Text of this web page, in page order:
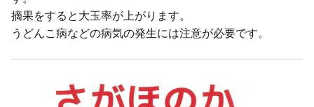
摘果をすると大玉率が上がります。
うどんこ病などの病気の発生には注意が必要です。